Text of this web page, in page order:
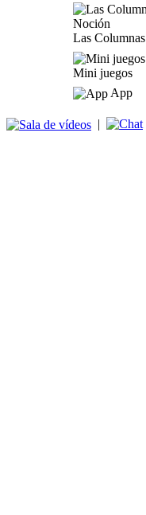
Las Columnas
Mini juegos
App
|